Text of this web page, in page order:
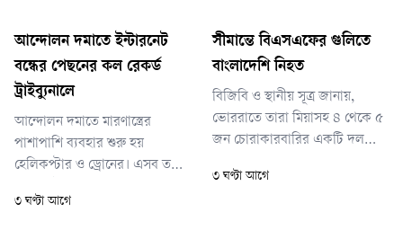
আন্দোলন দমাতে ইন্টারনেট
বন্ধের পেছনের কল রেকর্ড
ট্রাইব্যুনালে
আন্দোলন দমাতে মারণাস্ত্রের
পাশাপাশি ব্যবহার শুরু হয়
হেলিকপ্টার ও ড্রোনের। এসব তথ্য
জন্য ইন্টারনেট বন্ধের উদ্যোগ
৩ ঘণ্টা আগে
সীমান্তে বিএসএফের গুলিতে
বাংলাদেশি নিহত
বিজিবি ও স্থানীয় সূত্র জানায়,
ভোররাতে তারা মিয়াসহ ৪ থেকে ৫
জন চোরাকারবারির একটি দল
বিড়ি আনতে আলীনগর সীমান্ত দিয়ে
৩ ঘণ্টা আগে